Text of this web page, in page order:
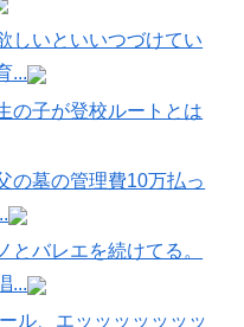
しいといいつづけてい
...
の子が登校ルートとは
の墓の管理費10万払っ
とバレエを続けてる。
...
ル、エッッッッッッッ